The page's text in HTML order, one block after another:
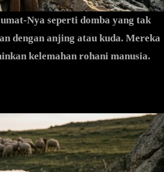
Nya seperti domba yang tak
dengan anjing atau kuda. Mereka
kelemahan rohani manusia.